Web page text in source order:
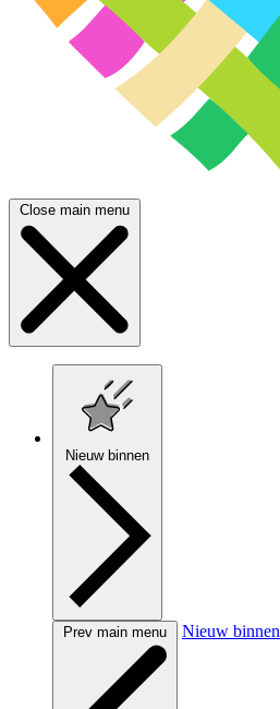
Close main menu
Nieuw binnen
Prev main menu Nieuw binnen